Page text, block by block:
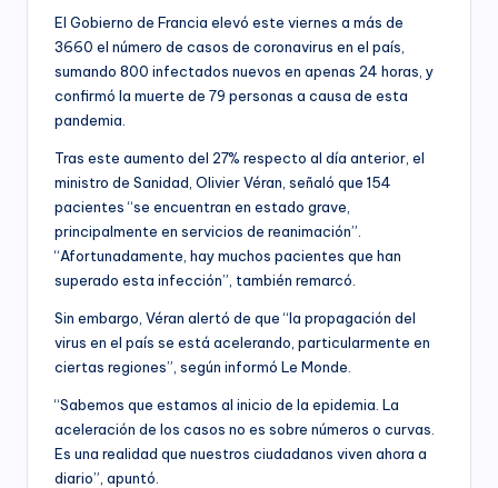
El Gobierno de Francia elevó este viernes a más de
3660 el número de casos de coronavirus en el país,
sumando 800 infectados nuevos en apenas 24 horas, y
confirmó la muerte de 79 personas a causa de esta
pandemia.
Tras este aumento del 27% respecto al día anterior, el
ministro de Sanidad, Olivier Véran, señaló que 154
pacientes “se encuentran en estado grave,
principalmente en servicios de reanimación”.
“Afortunadamente, hay muchos pacientes que han
superado esta infección”, también remarcó.
Sin embargo, Véran alertó de que “la propagación del
virus en el país se está acelerando, particularmente en
ciertas regiones”, según informó Le Monde.
“Sabemos que estamos al inicio de la epidemia. La
aceleración de los casos no es sobre números o curvas.
Es una realidad que nuestros ciudadanos viven ahora a
diario”, apuntó.